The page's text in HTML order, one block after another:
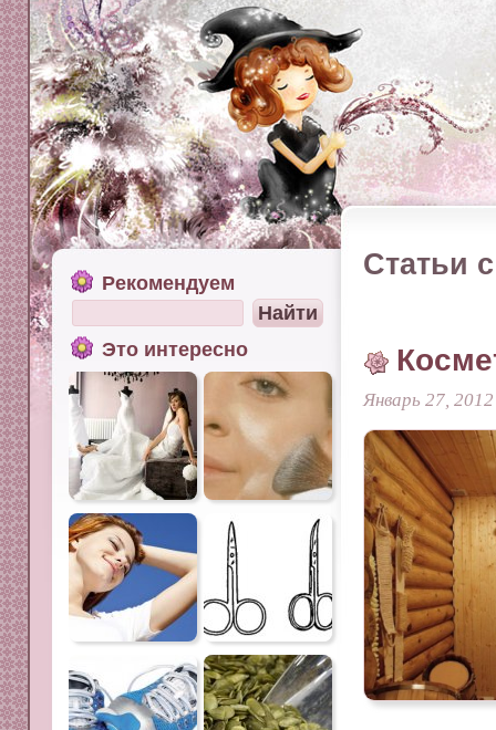
Статьи
Январь 27, 2012
Рекомендуем
Это интересно